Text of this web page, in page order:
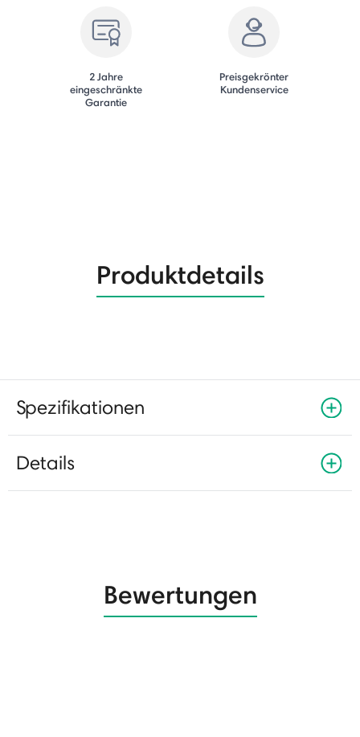
2 Jahre
eingeschränkte
Garantie
Preisgekrönter
Kundenservice
Produktdetails
Spezifikationen
Details
Bewertungen